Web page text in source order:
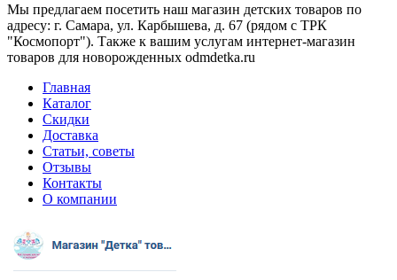
Мы предлагаем посетить наш магазин детских товаров по
адресу: г. Самара, ул. Карбышева, д. 67 (рядом с ТРК
"Космопорт"). Также к вашим услугам интернет-магазин
товаров для новорожденных odmdetka.ru
Главная
Каталог
Скидки
Доставка
Статьи, советы
Отзывы
Контакты
О компании